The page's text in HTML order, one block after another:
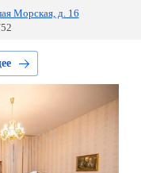
Морская, д. 16